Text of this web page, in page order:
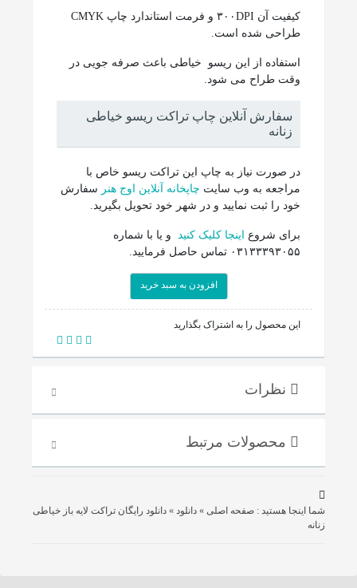
کیفیت آن ۳۰۰DPI و فرمت استاندارد چاپ CMYK
طراحی شده است.
استفاده از این ریسو خیاطی باعث صرفه جویی در
وقت طراح می شود.
سفارش آنلاین چاپ تراکت ریسو خیاطی
زنانه
در صورت نیاز به چاپ این تراکت ریسو خاص با
مراجعه به وب سایت چاپخانه آنلاین اوج هنر سفارش
خود را ثبت نمایید و در شهر خود تحویل بگیرید.
برای شروع اینجا کلیک کنید و یا با شماره
۰۳۱۳۳۳۹۳۰۵۵ تماس حاصل فرمایید.
افزودن به سبد خرید
این محصول را به اشتراک بگذارید
شما اینجا هستید : صفحه اصلی » دانلود » دانلود رایگان تراکت لایه باز خیاطی
زنانه